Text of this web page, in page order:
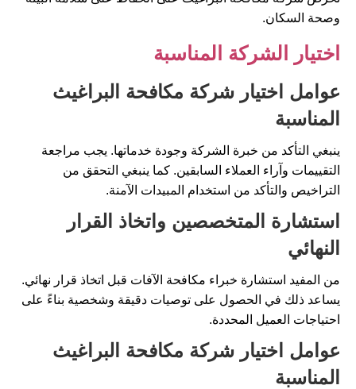
وصحة السكان.
اختيار الشركة المناسبة
عوامل اختيار شركة مكافحة البراغيث
المناسبة
ينبغي التأكد من خبرة الشركة وجودة خدماتها. يجب مراجعة
التقييمات وآراء العملاء السابقين. كما ينبغي التحقق من
التراخيص والتأكد من استخدام المبيدات الآمنة.
استشارة المتخصصين واتخاذ القرار
النهائي
من المفيد استشارة خبراء مكافحة الآفات قبل اتخاذ قرار نهائي.
يساعد ذلك في الحصول على توصيات دقيقة وشخصية بناءً على
احتياجات العميل المحددة.
عوامل اختيار شركة مكافحة البراغيث
المناسبة